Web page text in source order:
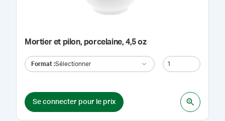
Mortier et pilon, porcelaine, 4,5 oz
Format :Sélectionner
Se connecter pour le prix